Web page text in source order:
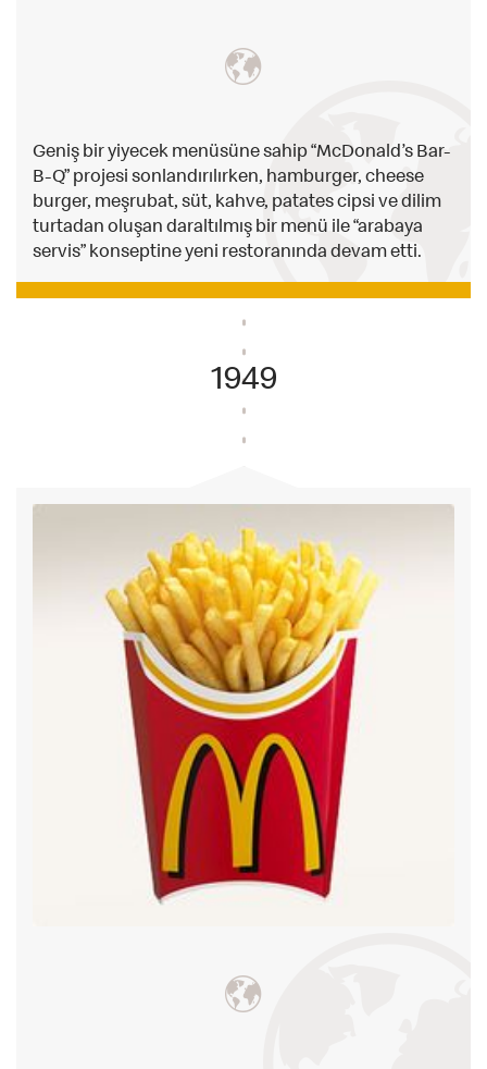
Geniş bir yiyecek menüsüne sahip “McDonald’s Bar-
B-Q” projesi sonlandırılırken, hamburger, cheese
burger, meşrubat, süt, kahve, patates cipsi ve dilim
turtadan oluşan daraltılmış bir menü ile “arabaya
servis” konseptine yeni restoranında devam etti.
1949